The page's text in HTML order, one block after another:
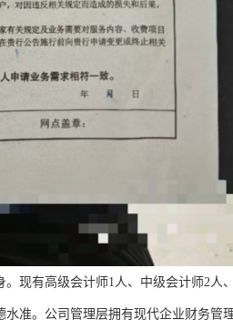
现有高级会计师1人、中级会计师2人
准。公司管理层拥有现代企业财务管